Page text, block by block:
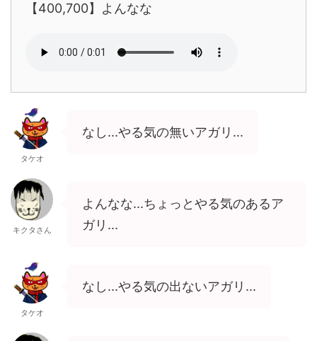
【400,700】よんなな
タケオ
なし...やる気の無いアガリ...
キクタさん
よんなな...ちょっとやる気のあるア
ガリ...
タケオ
なし...やる気の出ないアガリ...